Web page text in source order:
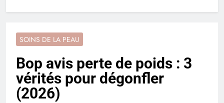
SOINS DE LA PEAU
Bop avis perte de poids : 3
vérités pour dégonfler
(2026)